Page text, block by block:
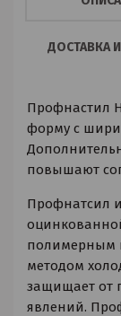
ДОСТАВКА
Профнастил
форму с
повышают
Профнатсил
полимерным
методом
защищает от
явлений.